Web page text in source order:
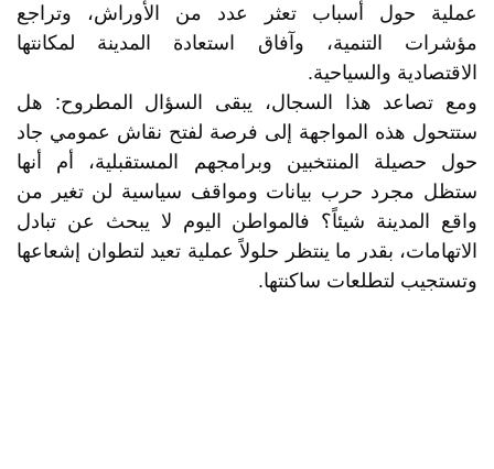
عملية حول أسباب تعثر عدد من الأوراش، وتراجع
مؤشرات التنمية، وآفاق استعادة المدينة لمكانتها
الاقتصادية والسياحية.
ومع تصاعد هذا السجال، يبقى السؤال المطروح: هل
ستتحول هذه المواجهة إلى فرصة لفتح نقاش عمومي جاد
حول حصيلة المنتخبين وبرامجهم المستقبلية، أم أنها
ستظل مجرد حرب بيانات ومواقف سياسية لن تغير من
واقع المدينة شيئاً؟ فالمواطن اليوم لا يبحث عن تبادل
الاتهامات، بقدر ما ينتظر حلولاً عملية تعيد لتطوان إشعاعها
وتستجيب لتطلعات ساكنتها.